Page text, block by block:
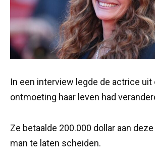
In een interview legde de actrice uit
ontmoeting haar leven had
Ze betaalde 200.000 dollar aan
man te laten scheiden.